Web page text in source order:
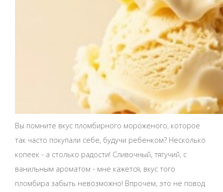
Вы помните вкус пломбирного мороженого, которое
так часто покупали себе, будучи ребенком? Несколько
копеек - а столько радости! Сливочный, тягучий, с
ванильным ароматом - мне кажется, вкус того
пломбира забыть невозможно! Впрочем, это не повод